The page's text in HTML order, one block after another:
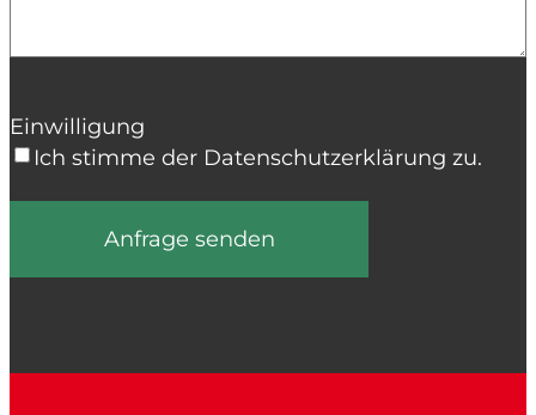
Einwilligung
Ich stimme der Datenschutzerklärung zu.